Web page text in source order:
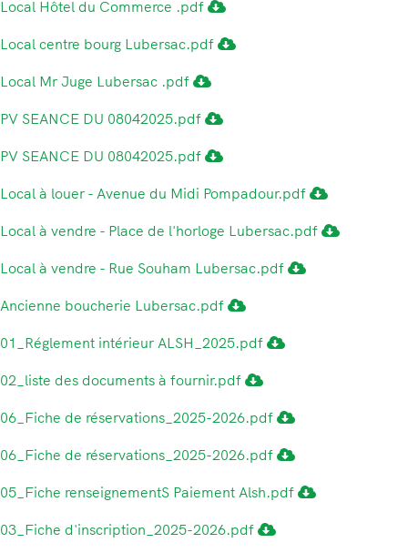
Local Hôtel du Commerce .pdf
Local centre bourg Lubersac.pdf
Local Mr Juge Lubersac .pdf
PV SEANCE DU 08042025.pdf
PV SEANCE DU 08042025.pdf
Local à louer - Avenue du Midi Pompadour.pdf
Local à vendre - Place de l'horloge Lubersac.pdf
Local à vendre - Rue Souham Lubersac.pdf
Ancienne boucherie Lubersac.pdf
01_Réglement intérieur ALSH_2025.pdf
02_liste des documents à fournir.pdf
06_Fiche de réservations_2025-2026.pdf
06_Fiche de réservations_2025-2026.pdf
05_Fiche renseignementS Paiement Alsh.pdf
03_Fiche d'inscription_2025-2026.pdf